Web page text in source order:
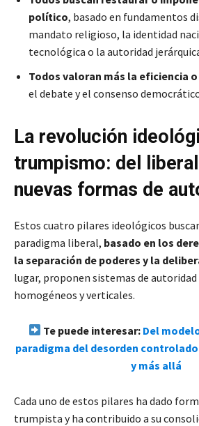
político, basado en fundamentos
mandato religioso, la identidad
tecnológica o la autoridad
Todos valoran más la eficiencia
el debate y el consenso
La revolución
trumpismo: del
nuevas formas de
Estos cuatro pilares ideológicos
paradigma liberal, basado en los
la separación de poderes y la
lugar, proponen sistemas de
homogéneos y verticales.
Te puede interesar: Del
paradigma del desorden
y más allá
Cada uno de estos pilares ha dado
trumpista y ha contribuido a su